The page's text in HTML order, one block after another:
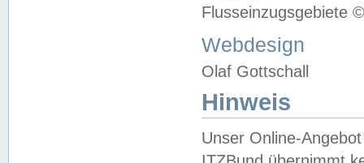
Flusseinzugsgebiete
Webdesign
Olaf Gottschall
Hinweis
Unser Online-